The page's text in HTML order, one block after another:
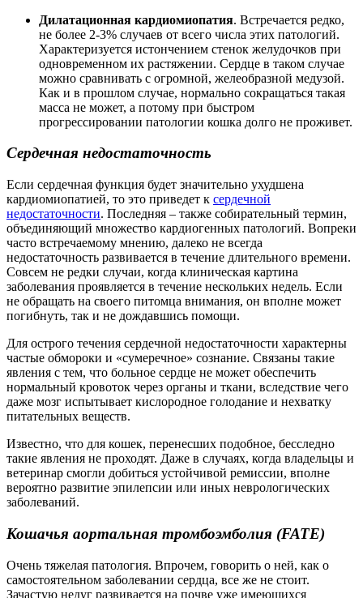
Дилатационная кардиомиопатия. Встречается редко,
не более 2-3% случаев от всего числа этих патологий.
Характеризуется истончением стенок желудочков при
одновременном их растяжении. Сердце в таком случае
можно сравнивать с огромной, желеобразной медузой.
Как и в прошлом случае, нормально сокращаться такая
масса не может, а потому при быстром
прогрессировании патологии кошка долго не проживет.
Сердечная недостаточность
Если сердечная функция будет значительно ухудшена
кардиомиопатией, то это приведет к сердечной
недостаточности. Последняя – также собирательный термин,
объединяющий множество кардиогенных патологий. Вопреки
часто встречаемому мнению, далеко не всегда
недостаточность развивается в течение длительного времени.
Совсем не редки случаи, когда клиническая картина
заболевания проявляется в течение нескольких недель. Если
не обращать на своего питомца внимания, он вполне может
погибнуть, так и не дождавшись помощи.
Для острого течения сердечной недостаточности характерны
частые обмороки и «сумеречное» сознание. Связаны такие
явления с тем, что больное сердце не может обеспечить
нормальный кровоток через органы и ткани, вследствие чего
даже мозг испытывает кислородное голодание и нехватку
питательных веществ.
Известно, что для кошек, перенесших подобное, бесследно
такие явления не проходят. Даже в случаях, когда владельцы и
ветеринар смогли добиться устойчивой ремиссии, вполне
вероятно развитие эпилепсии или иных неврологических
заболеваний.
Кошачья аортальная тромбоэмболия (FATE)
Очень тяжелая патология. Впрочем, говорить о ней, как о
самостоятельном заболевании сердца, все же не стоит.
Зачастую недуг развивается на почве уже имеющихся